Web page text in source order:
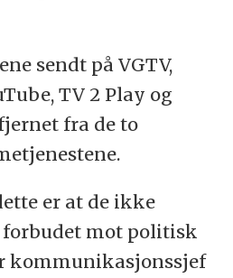
sendt på VGTV,
TV 2 Play og
fra de to
er at de ikke
mot politisk
kommunikasjonssjef